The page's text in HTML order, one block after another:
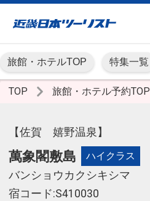
旅館・ホテルTOP 特集一覧
TOP 旅館・ホテル予約TOP
【佐賀 嬉野温泉】
萬象閣敷島 ハイクラス
バンショウカクシキシマ
宿コード:S410030